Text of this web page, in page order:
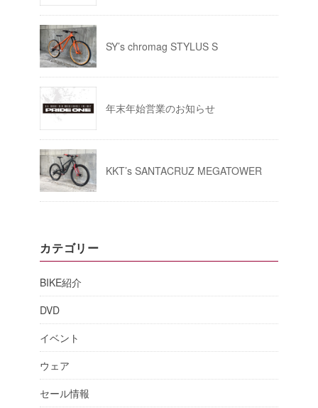
SY’s chromag STYLUS S
年末年始営業のお知らせ
KKT’s SANTACRUZ MEGATOWER
カテゴリー
BIKE紹介
DVD
イベント
ウェア
セール情報